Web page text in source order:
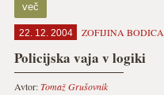
več
22. 12. 2004 ZOFIJINA BODICA
Policijska vaja v logiki
Avtor:Tomaž Grušovnik